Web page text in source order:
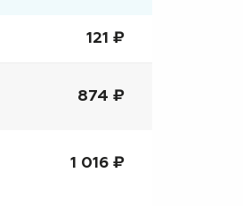
121 ₽
874 ₽
1 016 ₽